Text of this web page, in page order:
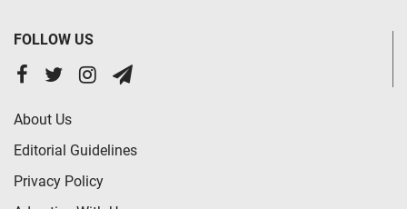
FOLLOW US
About Us
Editorial Guidelines
Privacy Policy